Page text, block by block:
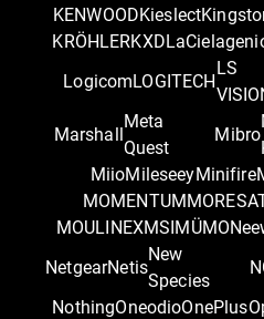
KENWOODKieslect
KRÖHLERKXDLaCie
LogicomLOGITECH
LS
Marshall
Meta
Quest
Mibro
MiioMileseeyMinifire
MOMENTUM
MOULINEXMSIMÜMO
NetgearNetis
New
Species
NothingOneodioOnePlus